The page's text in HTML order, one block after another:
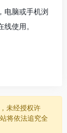
电脑或手机浏
使用。
未经授权许
将依法追究全